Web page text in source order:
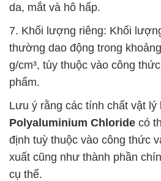
da, mắt và hô hấp.
7. Khối lượng riêng: Khối
thường dao động trong
g/cm³, tùy thuộc vào công
phẩm.
Lưu ý rằng các tính chất vật lý
Polyaluminium Chloride có
định tuỳ thuộc vào công thức
xuất cũng như thành phần
cụ thể.